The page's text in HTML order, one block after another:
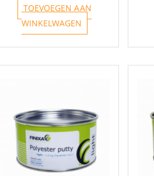
TOEVOEGEN AAN
WINKELWAGEN